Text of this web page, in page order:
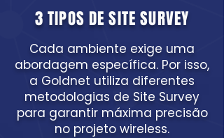
3 TIPOS DE SITE SURVEY
Cada ambiente exige uma
abordagem específica. Por isso,
a Goldnet utiliza diferentes
metodologias de Site Survey
para garantir máxima precisão
no projeto wireless.